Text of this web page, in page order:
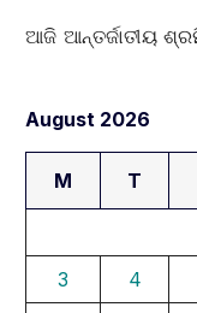
ଆଜି ଆନ୍ତର୍ଜାତୀୟ
August 2026
M T
3
4